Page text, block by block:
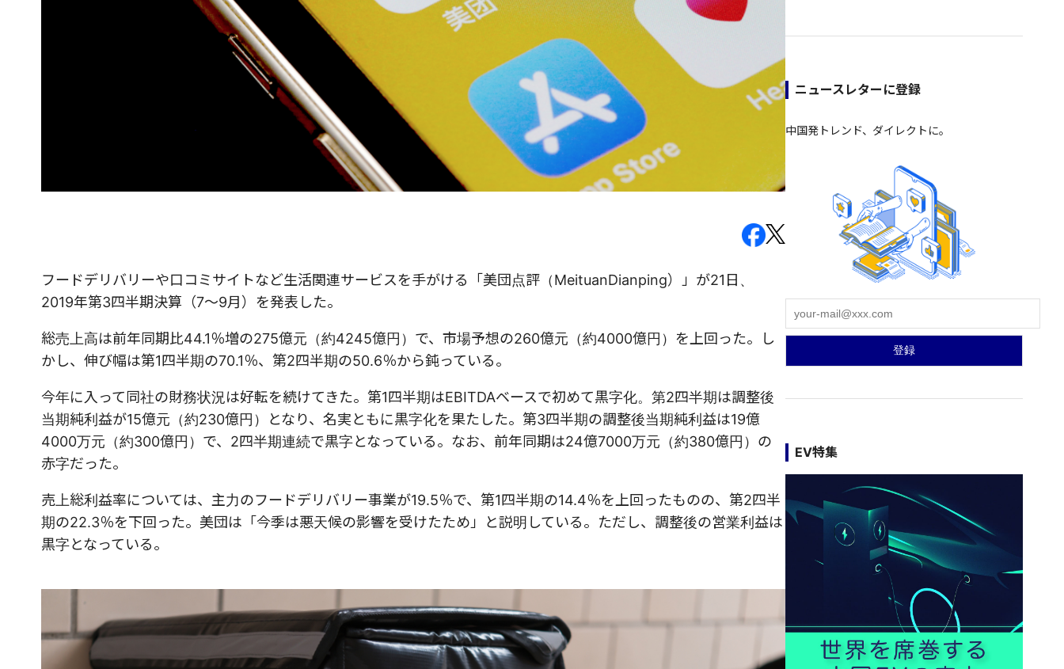
フードデリバリーや口コミサイトなど生活関連サービスを手がける「美団点評（MeituanDianping）」が21日、
2019年第3四半期決算（7～9月）を発表した。
総売上高は前年同期比44.1％増の275億元（約4245億円）で、市場予想の260億元（約4000億円）を上回った。し
かし、伸び幅は第1四半期の70.1％、第2四半期の50.6％から鈍っている。
今年に入って同社の財務状況は好転を続けてきた。第1四半期はEBITDAベースで初めて黒字化。第2四半期は調整後
当期純利益が15億元（約230億円）となり、名実ともに黒字化を果たした。第3四半期の調整後当期純利益は19億
4000万元（約300億円）で、2四半期連続で黒字となっている。なお、前年同期は24億7000万元（約380億円）の
赤字だった。
売上総利益率については、主力のフードデリバリー事業が19.5％で、第1四半期の14.4％を上回ったものの、第2四半
期の22.3％を下回った。美団は「今季は悪天候の影響を受けたため」と説明している。ただし、調整後の営業利益は
黒字となっている。
ニュースレターに登録
中国発トレンド、ダイレクトに。
EV特集